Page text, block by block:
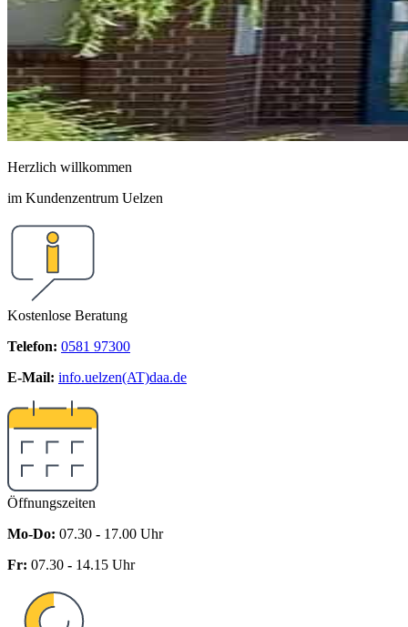
Herzlich willkommen
im Kundenzentrum Uelzen
Kostenlose Beratung
Telefon: 0581 97300
E-Mail: info.uelzen(AT)daa.de
Öffnungszeiten
Mo-Do: 07.30 - 17.00 Uhr
Fr: 07.30 - 14.15 Uhr